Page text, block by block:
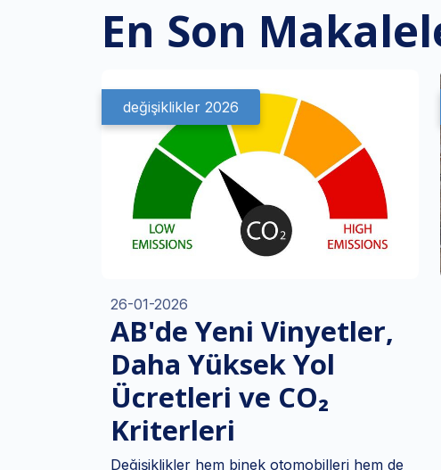
En Son
değişiklikler 2026
26-01-2026
AB'de Yeni Vinyetler,
Daha Yüksek Yol
Ücretleri ve CO₂
Kriterleri
Değişiklikler hem binek otomobilleri hem de